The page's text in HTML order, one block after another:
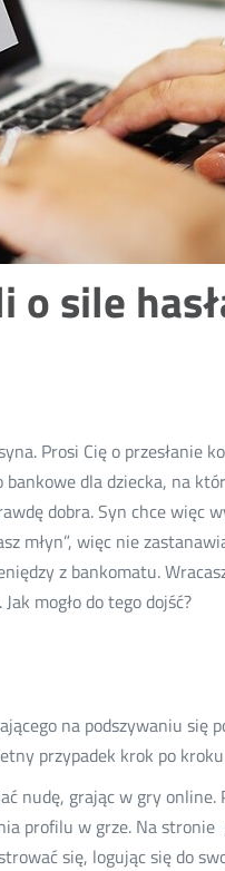
o sile
Prosi Cię o przesłanie
dla dziecka, na
dobra. Syn chce więc
młyn”, więc nie
z bankomatu.
mogło do tego dojść?
na podszywaniu
przypadek krok po
nudę, grając w gry
profilu w grze. Na
się, logując się do